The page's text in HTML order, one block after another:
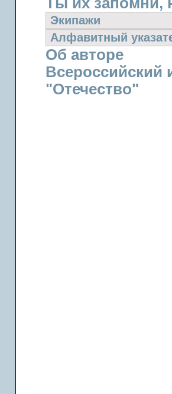
Экипажи
Алфавитный
Об авторе
"Отечество"